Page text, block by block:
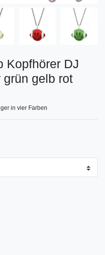
Kopfhörer DJ
gelb rot
in vier Farben